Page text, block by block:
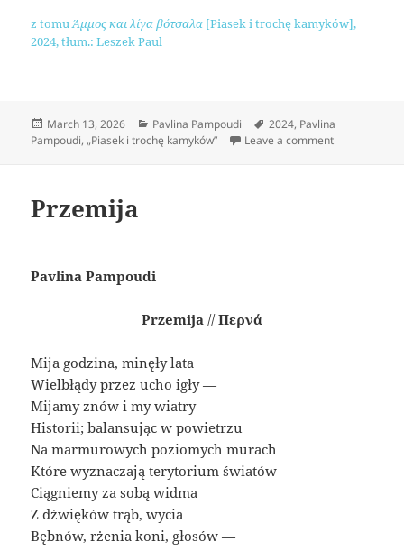
z tomuΆμμος και λίγα βότσαλα [Piasek i trochę kamyków],
2024, tłum.: Leszek Paul
Posted
on
March 13, 2026 Categories
Pavlina Pampoudi Tags
2024, Pavlina
Pampoudi,„Piasek i trochę kamyków” Leave a commenton Jakby
Przemija
Pavlina Pampoudi
Przemija //Περνά
Mija godzina, minęły lata
Wielbłądy przez ucho igły —
Mijamy znów i my wiatry
Historii; balansując w powietrzu
Na marmurowych poziomych murach
Które wyznaczają terytorium światów
Ciągniemy za sobą widma
Z dźwięków trąb, wycia
Bębnów, rżenia koni, głosów —